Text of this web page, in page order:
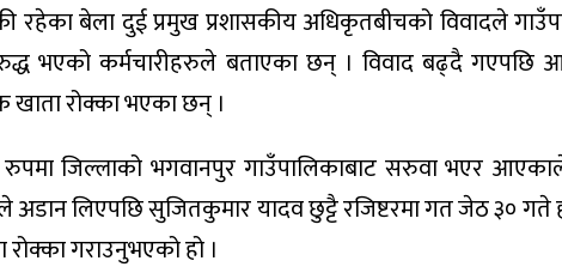
रहेका बेला दुई प्रमुख प्रशासकीय अधिकृतबीचको विवादले
भएको कर्मचारीहरुले बताएका छन् । विवाद बढ्दै गएपछि
रोक्का भएका छन् ।
जिल्लाको भगवानपुर गाउँपालिकाबाट सरुवा भएर
अडान लिएपछि सुजितकुमार यादव छुट्टै रजिष्टरमा गत जेठ ३० गते
गराउनुभएको हो ।